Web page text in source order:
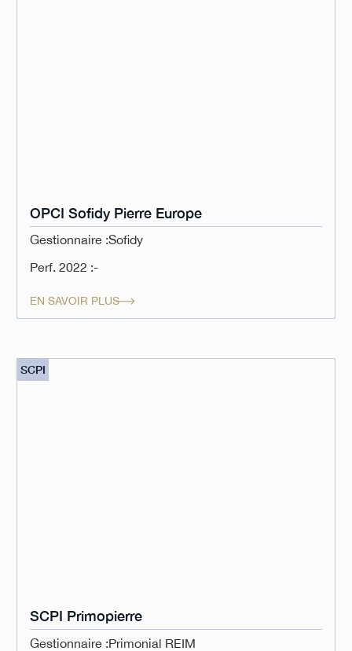
OPCI Sofidy Pierre Europe
Gestionnaire :Sofidy
Perf. 2022 :-
EN SAVOIR PLUS
SCPI
SCPI Primopierre
Gestionnaire :Primonial REIM